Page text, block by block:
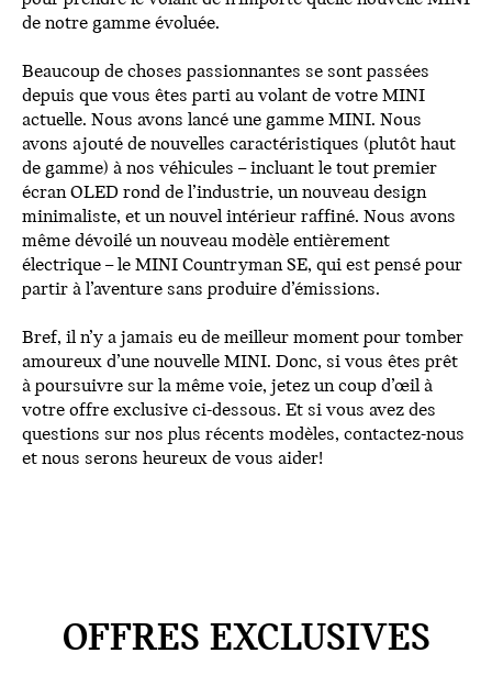
de notre gamme évoluée.
Beaucoup de choses passionnantes se sont passées
depuis que vous êtes parti au volant de votre MINI
actuelle. Nous avons lancé une gamme MINI. Nous
avons ajouté de nouvelles caractéristiques (plutôt haut
de gamme) à nos véhicules – incluant le tout premier
écran OLED rond de l’industrie, un nouveau design
minimaliste, et un nouvel intérieur raffiné. Nous avons
même dévoilé un nouveau modèle entièrement
électrique – le MINI Countryman SE, qui est pensé pour
partir à l’aventure sans produire d’émissions.
Bref, il n’y a jamais eu de meilleur moment pour tomber
amoureux d’une nouvelle MINI. Donc, si vous êtes prêt
à poursuivre sur la même voie, jetez un coup d’œil à
votre offre exclusive ci-dessous. Et si vous avez des
questions sur nos plus récents modèles, contactez-nous
et nous serons heureux de vous aider!
OFFRES EXCLUSIVES